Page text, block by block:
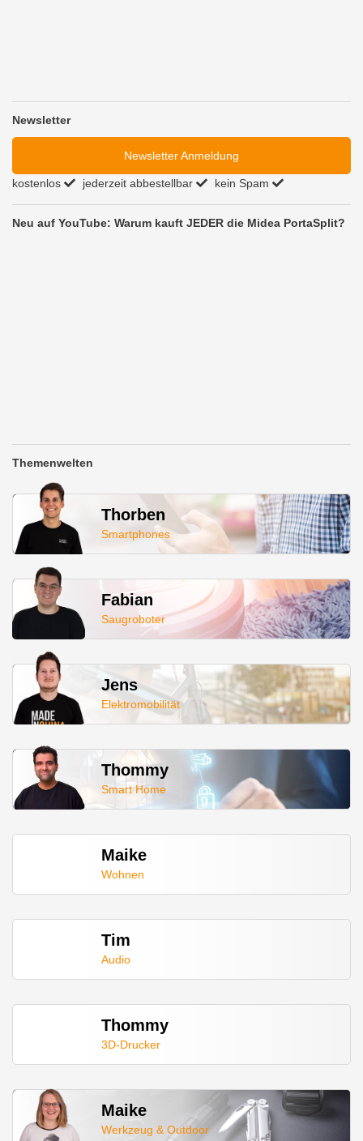
Newsletter
Newsletter Anmeldung
kostenlos jederzeit abbestellbar kein Spam
Neu auf YouTube: Warum kauft JEDER die Midea PortaSplit?
Themenwelten
Thorben
Smartphones
Fabian
Saugroboter
Jens
Elektromobilität
Thommy
Smart Home
Maike
Wohnen
Tim
Audio
Thommy
3D-Drucker
Maike
Werkzeug & Outdoor